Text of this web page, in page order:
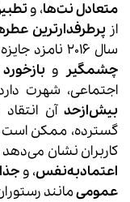
متعادل نت‌ها، و
ازپرطرفدارترین
سال 2016 نامزد جایزه
چشمگیر و
اجتماعی، شهرت
بیش‌ازحد آن
گسترده، ممکن
کاربران نشان
اعتمادبه‌نفس، و
عمومیمانند